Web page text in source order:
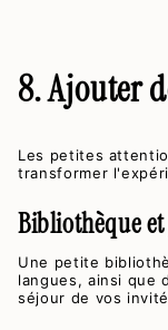
8. Ajouter
Les petites
transformer
Bibliothèque
Une petite
langues, ainsi que
séjour de vos